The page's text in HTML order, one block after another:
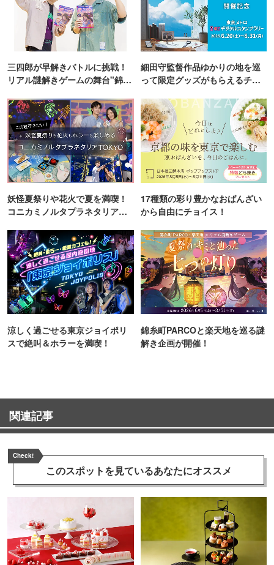
三四郎が早解きバトルに挑戦！
リアル謎解きゲームの舞台"錦糸
細田守監督作品ゆかりの地を巡
って限定グッズがもらえるチャ
妖怪夏祭りや花火で夏を満喫！
コニカミノルタプラネタリア
17種類の彩り豊かなおばんざい
から自由にチョイス！
涼しく過ごせる東京ジョイポリ
スで絶叫＆ホラーを満喫！
錦糸町PARCOと楽天地を巡る謎
解き企画が開催！
関連記事
Check!
このスポットを見ているあなたにオススメ